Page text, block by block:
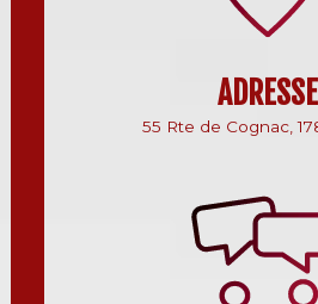
ADRESSE
55 Rte de Cognac,